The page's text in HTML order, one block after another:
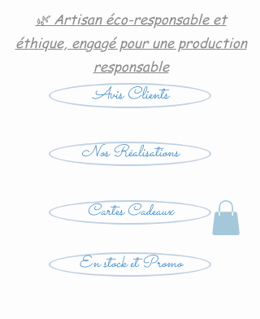
🌿 Artisan éco-responsable et
éthique, engagé pour une production
responsable
Avis Clients
Nos Réalisations
Cartes Cadeaux
En stock et Promo